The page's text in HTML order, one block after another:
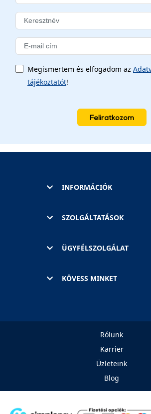
Megismertem és elfogadom az
tájékoztatót!
Feliratkozom
INFORMÁCIÓK
SZOLGÁLTATÁSOK
ÜGYFÉLSZOLGÁLAT
KÖVESS MINKET
Rólunk
Karrier
Üzleteink
Blog